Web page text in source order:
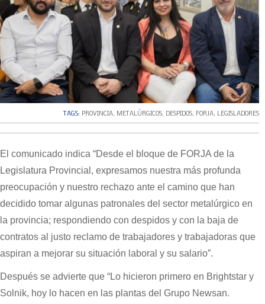
TAGS: PROVINCIA, METALÚRGICOS, DESPIDOS, FORJA, LEGISLADORES
El comunicado indica “Desde el bloque de FORJA de la
Legislatura Provincial, expresamos nuestra más profunda
preocupación y nuestro rechazo ante el camino que han
decidido tomar algunas patronales del sector metalúrgico en
la provincia; respondiendo con despidos y con la baja de
contratos al justo reclamo de trabajadores y trabajadoras que
aspiran a mejorar su situación laboral y su salario”.
Después se advierte que “Lo hicieron primero en Brightstar y
Solnik, hoy lo hacen en las plantas del Grupo Newsan.